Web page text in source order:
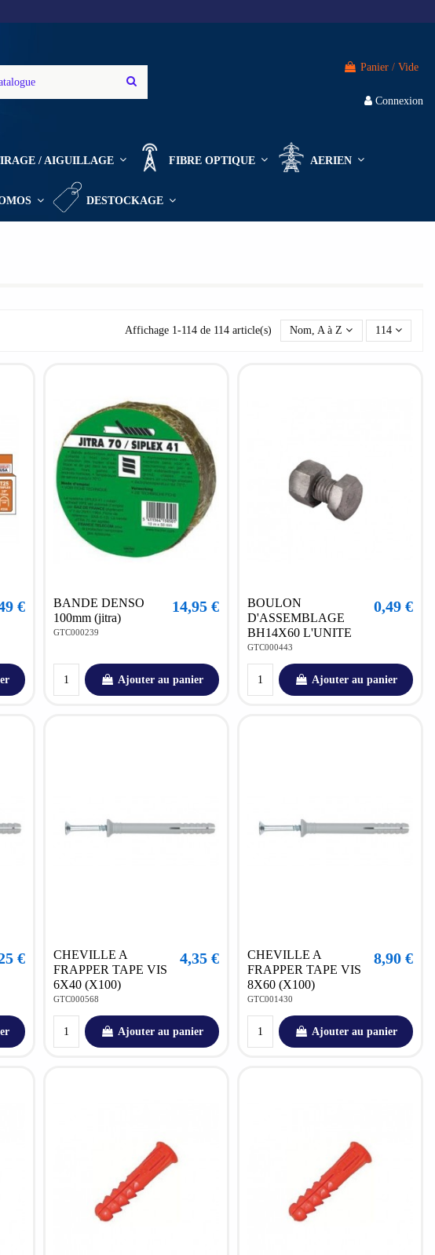
Panier /Vide
Connexion
/ AIGUILLAGE FIBRE OPTIQUE AERIEN
DESTOCKAGE
Affichage 1-114 de 114 article(s) Nom, A à Z 114
€
BANDE DENSO
100mm (jitra)
GTC000239
14,95 €
Ajouter au panier
BOULON
D'ASSEMBLAGE
BH14X60 L'UNITE
GTC000443
0,49 €
Ajouter au panier
€
CHEVILLE A
FRAPPER TAPE VIS
6X40 (X100)
GTC000568
4,35 €
Ajouter au panier
CHEVILLE A
FRAPPER TAPE VIS
8X60 (X100)
GTC001430
8,90 €
Ajouter au panier